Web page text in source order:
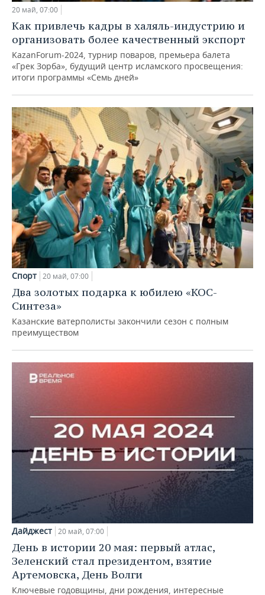
20 май, 07:00
Как привлечь кадры в халяль-индустрию и
организовать более качественный экспорт
KazanForum-2024, турнир поваров, премьера балета
«Грек Зорба», будущий центр исламского просвещения:
итоги программы «Семь дней»
Спорт 20 май, 07:00
Два золотых подарка к юбилею «КОС-
Синтеза»
Казанские ватерполисты закончили сезон с полным
преимуществом
Дайджест 20 май, 07:00
День в истории 20 мая: первый атлас,
Зеленский стал президентом, взятие
Артемовска, День Волги
Ключевые годовщины, дни рождения, интересные